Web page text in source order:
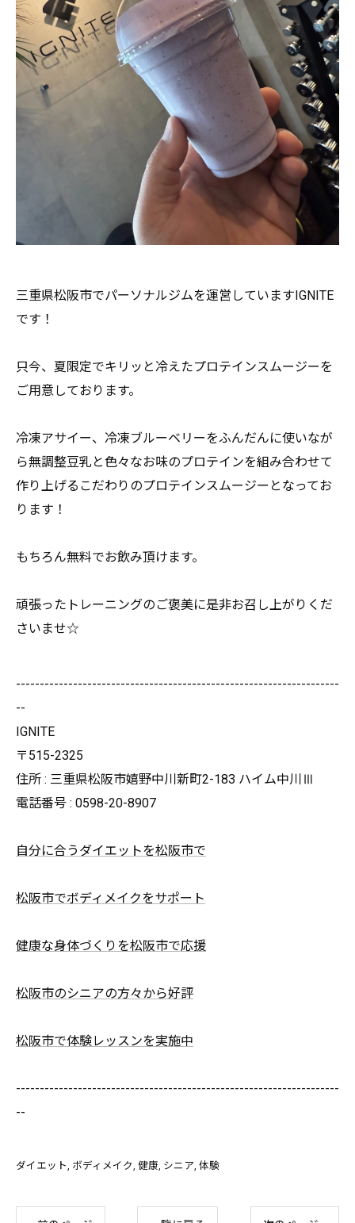
三重県松阪市でパーソナルジムを運営していますIGNITE
です ！
只今、 夏限定でキリッと冷えたプロテインスムージーを
ご用意しております。
冷凍アサイー、 冷凍ブルーベリーをふんだんに使いなが
ら無調整豆乳と色々なお味のプロテインを組み合わせて
作り上げるこだわりのプロテインスムージーとなってお
ります！
もちろん無料でお飲み頂けます。
頑張ったトレーニングのご褒美に是非お召し上がりくだ
さいませ☆
--------------------------------------------------------------------
--
IGNITE
〒515-2325
住所 : 三重県松阪市嬉野中川新町2-183 ハイム中川Ⅲ
電話番号 : 0598-20-8907
自分に合うダイエットを松阪市で
松阪市でボディメイクをサポート
健康な身体づくりを松阪市で応援
松阪市のシニアの方々から好評
松阪市で体験レッスンを実施中
--------------------------------------------------------------------
--
ダイエット ボディメイク 健康 シニア 体験